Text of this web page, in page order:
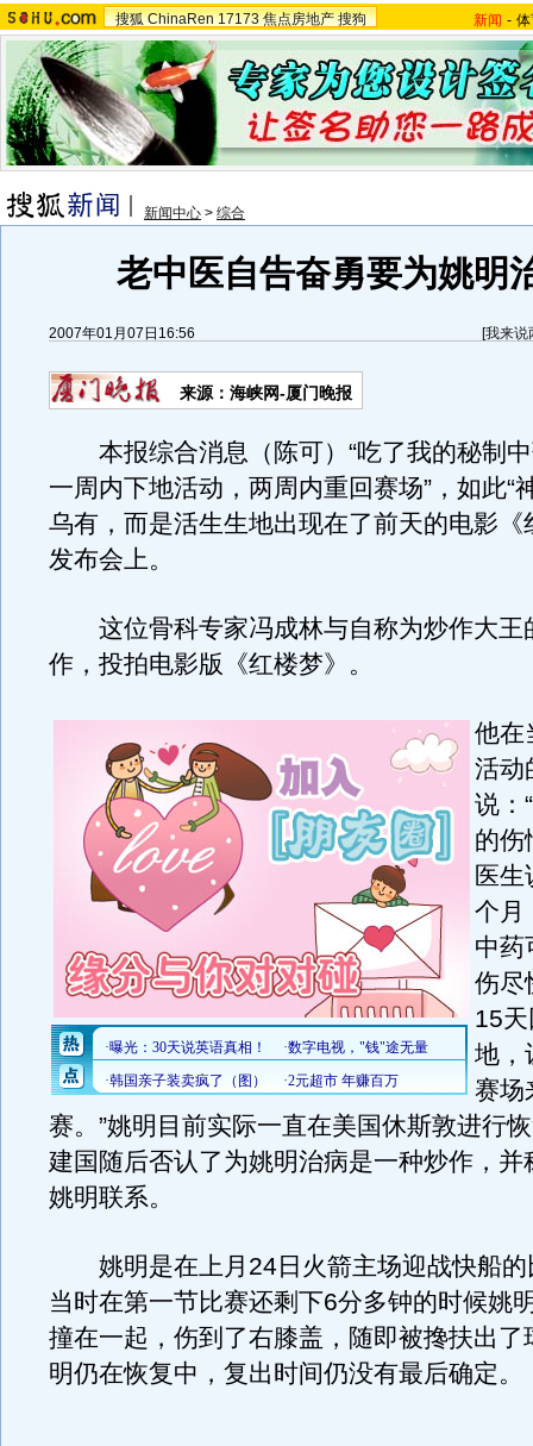
搜狐 ChinaRen 17173 焦点房地产 搜狗 新闻 -
新闻中心 > 综合
老中医自告奋勇要为姚明
2007年01月07日16:56 [我来说
来源：海峡网-厦门晚报
本报综合消息（陈可）“吃了我的秘制中
一周内下地活动，两周内重回赛场”，如此“
乌有，而是活生生地出现在了前天的电影《
发布会上。
这位骨科专家冯成林与自称为炒作大王
作，投拍电影版《红楼梦》。
他在
活动
说：
的伤
医生
个月
中药
伤尽
15
地，
赛场
赛。”姚明目前实际一直在美国休斯敦进行
建国随后否认了为姚明治病是一种炒作，并
姚明联系。
姚明是在上月24日火箭主场迎战快船的
当时在第一节比赛还剩下6分多钟的时候姚
撞在一起，伤到了右膝盖，随即被搀扶出了
明仍在恢复中，复出时间仍没有最后确定。